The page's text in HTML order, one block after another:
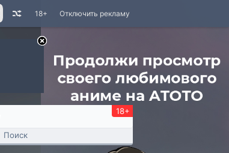
Отключить рекламу
18+
18+
Поиск